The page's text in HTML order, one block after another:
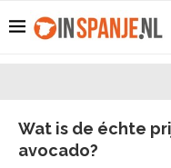
Wat is de échte
avocado?